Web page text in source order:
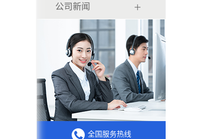
公司新闻
全国服务热线